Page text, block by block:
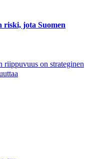
riski, jota Suomen
on strateginen